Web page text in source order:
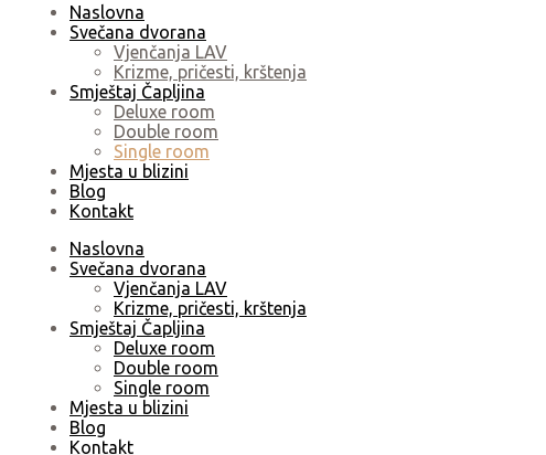
Naslovna
Svečana dvorana
Vjenčanja LAV
Krizme, pričesti, krštenja
Smještaj Čapljina
Deluxe room
Double room
Single room
Mjesta u blizini
Blog
Kontakt
Naslovna
Svečana dvorana
Vjenčanja LAV
Krizme, pričesti, krštenja
Smještaj Čapljina
Deluxe room
Double room
Single room
Mjesta u blizini
Blog
Kontakt